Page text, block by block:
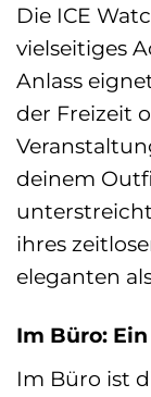
Die ICE
vielseitiges
Anlass
der Freizeit
deinem
ihres
eleganten
Im Büro:
Im Büro ist